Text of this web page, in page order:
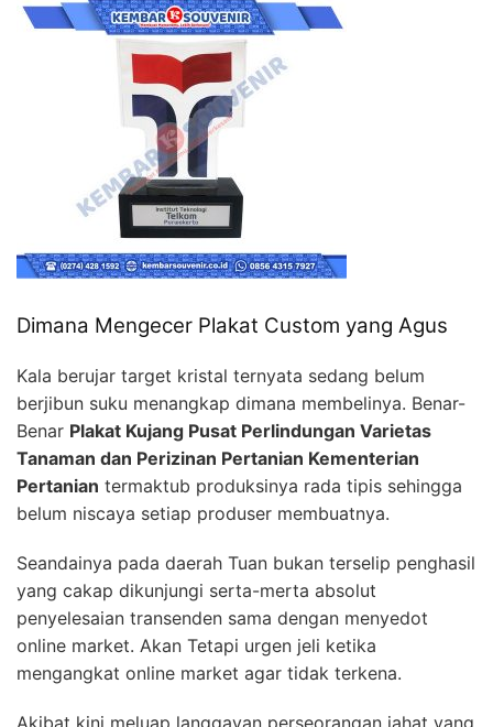
Dimana Mengecer Plakat Custom yang Agus
Kala berujar target kristal ternyata sedang belum
berjibun suku menangkap dimana membelinya. Benar-
Benar Plakat Kujang Pusat Perlindungan Varietas
Tanaman dan Perizinan Pertanian Kementerian
Pertanian termaktub produksinya rada tipis sehingga
belum niscaya setiap produser membuatnya.
Seandainya pada daerah Tuan bukan terselip penghasil
yang cakap dikunjungi serta-merta absolut
penyelesaian transenden sama dengan menyedot
online market. Akan Tetapi urgen jeli ketika
mengangkat online market agar tidak terkena.
Akibat kini meluap langgayan perseorangan jahat yang